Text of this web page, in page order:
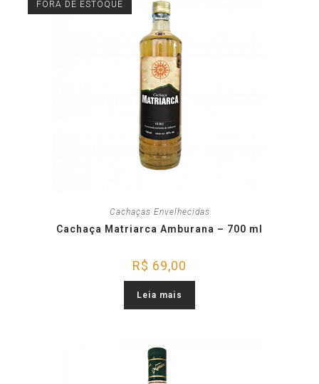
FORA DE ESTOQUE
Cachaças Envelhecidas
Cachaça Matriarca Amburana – 700 ml
R$ 69,00
Leia mais